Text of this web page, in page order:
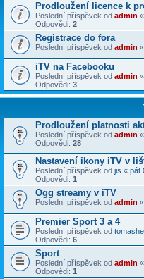
Prodloužení licence k
Poslední příspěvek od admin «
Odpovědi: 2
Registrace do fora
Poslední příspěvek od admin «
iTV na Facebooku
Poslední příspěvek od admin «
Odpovědi: 3
Prodloužení platnosti
Poslední příspěvek od admin «
Odpovědi: 28
Nastavení ikony iTV v
Poslední příspěvek od jis « pát
Odpovědi: 1
Ogg streamy v iTV
Poslední příspěvek od admin «
Premier Sport 3 a 4
Poslední příspěvek od
Odpovědi: 6
Sport
Poslední příspěvek od admin «
Odpovědi: 1